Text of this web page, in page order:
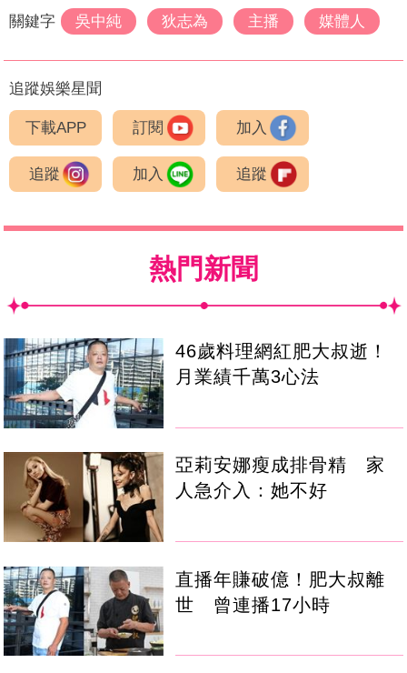
關鍵字 吳中純 狄志為 主播 媒體人
追蹤娛樂星聞
下載APP 訂閱 加入
追蹤 加入 追蹤
熱門新聞
46歲料理網紅肥大叔逝！
月業績千萬3心法
亞莉安娜瘦成排骨精 家
人急介入：她不好
直播年賺破億！肥大叔離
世 曾連播17小時